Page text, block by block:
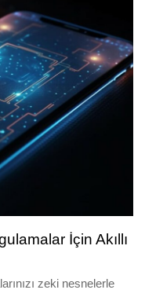
İçin Akıllı
zeki nesnelerle